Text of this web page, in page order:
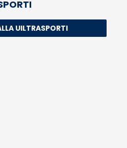
UILTRASPORTI